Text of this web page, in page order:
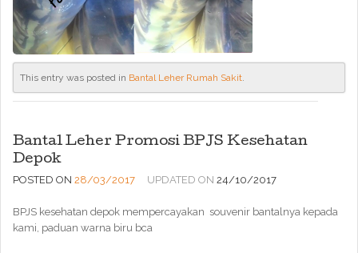
This entry was posted in Bantal Leher Rumah Sakit.
Bantal Leher Promosi BPJS Kesehatan
Depok
POSTED ON 28/03/2017 UPDATED ON 24/10/2017
BPJS kesehatan depok mempercayakan souvenir bantalnya kepada
kami, paduan warna biru bca